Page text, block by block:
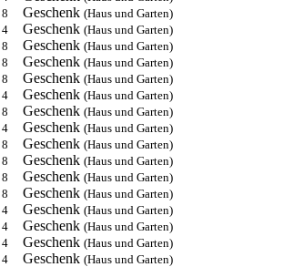
Geschenk (Haus und Garten)
Geschenk (Haus und Garten)
Geschenk (Haus und Garten)
Geschenk (Haus und Garten)
Geschenk (Haus und Garten)
Geschenk (Haus und Garten)
Geschenk (Haus und Garten)
Geschenk (Haus und Garten)
Geschenk (Haus und Garten)
Geschenk (Haus und Garten)
Geschenk (Haus und Garten)
Geschenk (Haus und Garten)
Geschenk (Haus und Garten)
Geschenk (Haus und Garten)
Geschenk (Haus und Garten)
Geschenk (Haus und Garten)